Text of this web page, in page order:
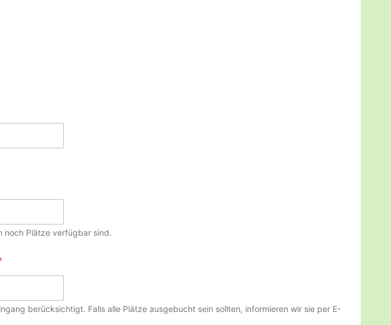
noch Plätze verfügbar sind.
berücksichtigt. Falls alle Plätze ausgebucht sein sollten, informieren wir sie per E-